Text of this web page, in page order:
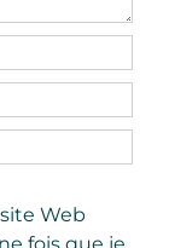
Web
fois que je